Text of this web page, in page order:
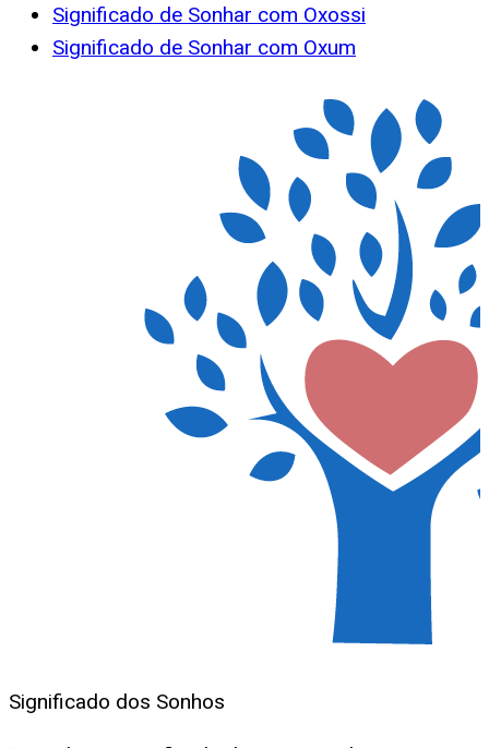
Significado de Sonhar com Oxossi
Significado de Sonhar com Oxum
Significado dos Sonhos